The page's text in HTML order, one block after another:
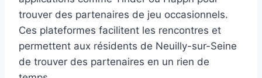
trouver des partenaires de jeu occasionnels.
Ces plateformes facilitent les rencontres et
permettent aux résidents de Neuilly-sur-Seine
de trouver des partenaires en un rien de